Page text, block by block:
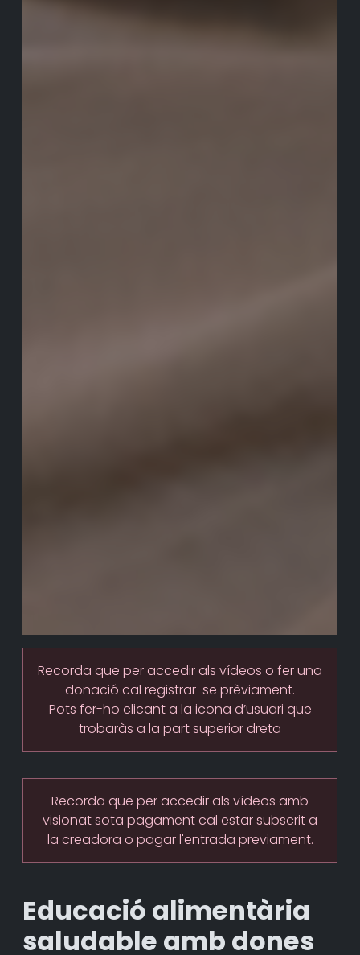
Recorda que per accedir als vídeos o fer una
donació cal registrar-se prèviament.
Pots fer-ho clicant a la icona d’usuari que
trobaràs a la part superior dreta
Recorda que per accedir als vídeos amb
visionat sota pagament cal estar subscrit a
la creadora o pagar l'entrada previament.
Educació alimentària
saludable amb dones